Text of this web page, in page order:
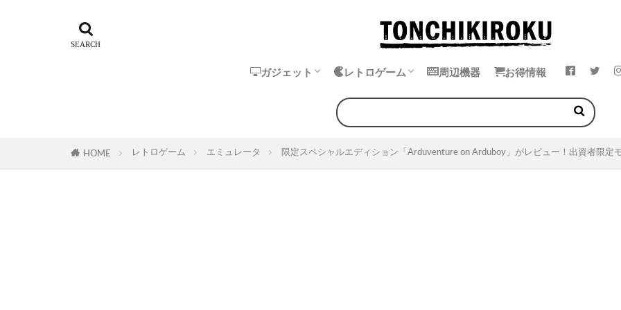
ガジェット
オーディオ・イヤホン
レトロゲーム
エミュレータ
中華ゲーム機
ゲームボーイ
ゲームギア
ワンダースワン
ネオジオポケット
周辺機器 お得情報
HOME レトロゲーム エミュレータ 限定スペシャルエディション「Arduventure on Arduboy」がレビュー！出資者限定